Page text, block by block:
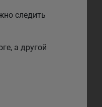
следить
а другой